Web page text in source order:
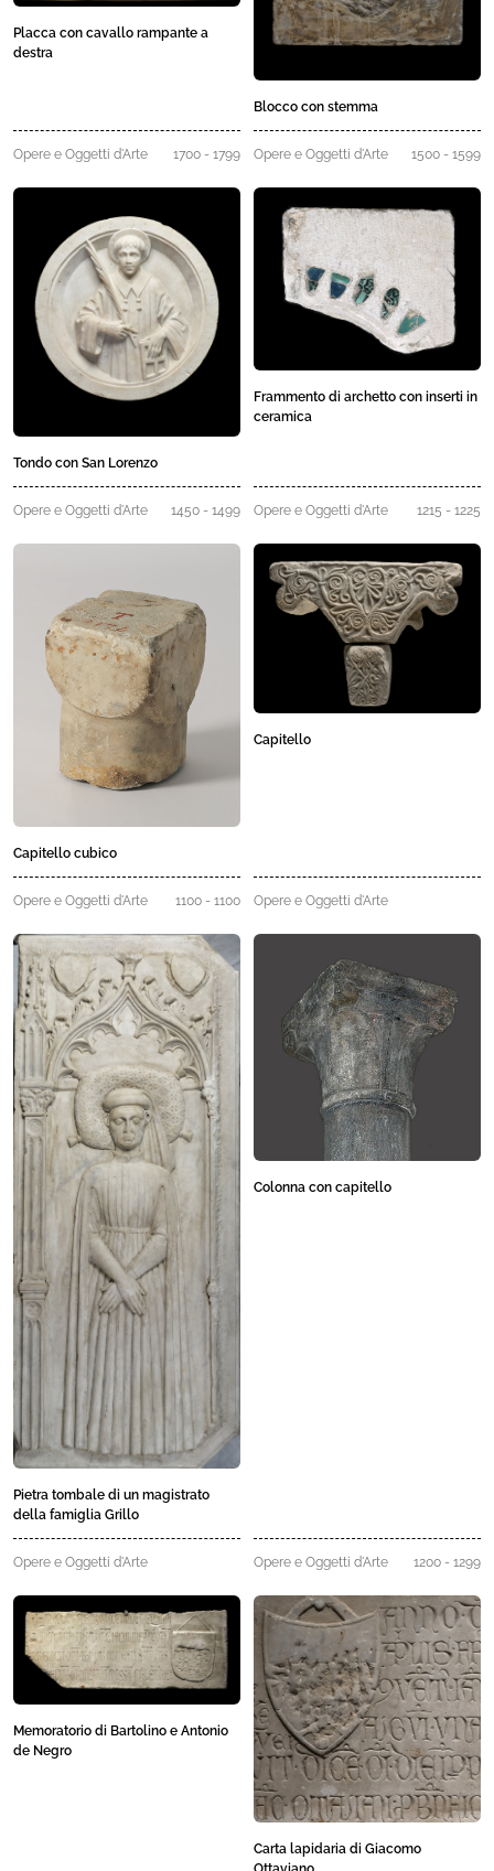
Placca con cavallo rampante a
destra
Opere e Oggetti d'Arte 1700 - 1799
Blocco con stemma
Opere e Oggetti d'Arte 1500 - 1599
Tondo con San Lorenzo
Opere e Oggetti d'Arte 1450 - 1499
Frammento di archetto con inserti in
ceramica
Opere e Oggetti d'Arte 1215 - 1225
Capitello cubico
Opere e Oggetti d'Arte 1100 - 1100
Capitello
Opere e Oggetti d'Arte
Pietra tombale di un magistrato
della famiglia Grillo
Opere e Oggetti d'Arte
Colonna con capitello
Opere e Oggetti d'Arte 1200 - 1299
Memoratorio di Bartolino e Antonio
de Negro
Carta lapidaria di Giacomo